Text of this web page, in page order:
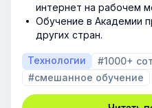
интернет на рабочем
Обучение в Академии
других стран.
Технологии #1000+
#смешанное обучение